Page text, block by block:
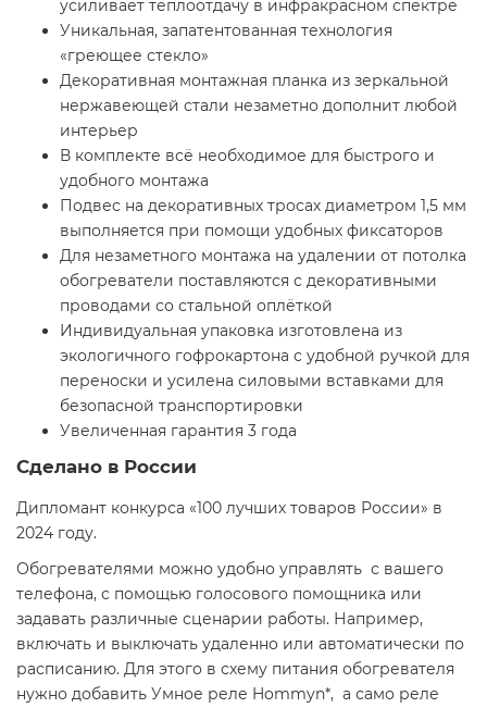
усиливает теплоотдачу в инфракрасном спектре
Уникальная, запатентованная технология
«греющее стекло»
Декоративная монтажная планка из зеркальной
нержавеющей стали незаметно дополнит любой
интерьер
В комплекте всё необходимое для быстрого и
удобного монтажа
Подвес на декоративных тросах диаметром 1,5 мм
выполняется при помощи удобных фиксаторов
Для незаметного монтажа на удалении от потолка
обогреватели поставляются с декоративными
проводами со стальной оплёткой
Индивидуальная упаковка изготовлена из
экологичного гофрокартона с удобной ручкой для
переноски и усилена силовыми вставками для
безопасной транспортировки
Увеличенная гарантия 3 года
Сделано в России
Дипломант конкурса «100 лучших товаров России» в
2024 году.
Обогревателями можно удобно управлять с вашего
телефона, с помощью голосового помощника или
задавать различные сценарии работы. Например,
включать и выключать удаленно или автоматически по
расписанию. Для этого в схему питания обогревателя
нужно добавить Умное реле Hommyn*, а само реле